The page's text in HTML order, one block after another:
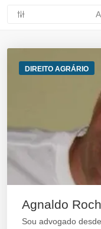
DIREITO AGRÁRIO
Agnaldo
Sou advogado